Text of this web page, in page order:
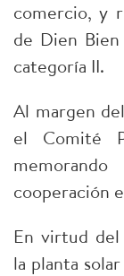
comercio, y
de Dien
categoría II.
​Al margen
el Comité
cooperación
​En virtud del
la planta